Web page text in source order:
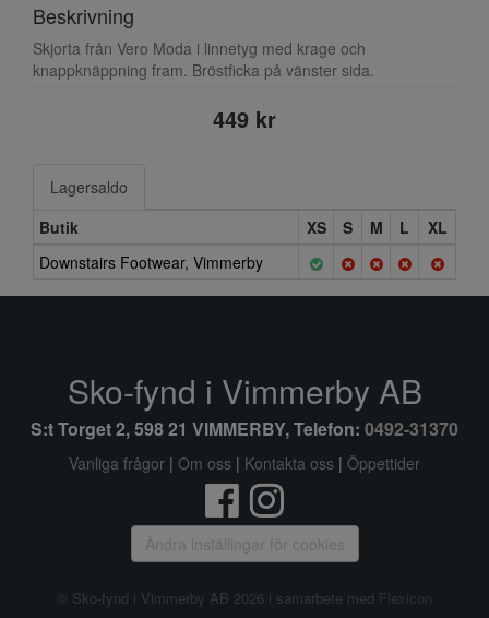
Beskrivning
Skjorta från Vero Moda i linnetyg med krage och
knappknäppning fram. Bröstficka på vänster sida.
449 kr
Lagersaldo
Butik
XS S M L
XL
Downstairs Footwear, Vimmerby
Sko-fynd i Vimmerby AB
S:t Torget 2, 598 21 VIMMERBY, Telefon: 0492-31370
Vanliga frågor | Om oss | Kontakta oss | Öppettider
Ändra inställingar för cookies
© Sko-fynd i Vimmerby AB 2026 i samarbete med Flexicon